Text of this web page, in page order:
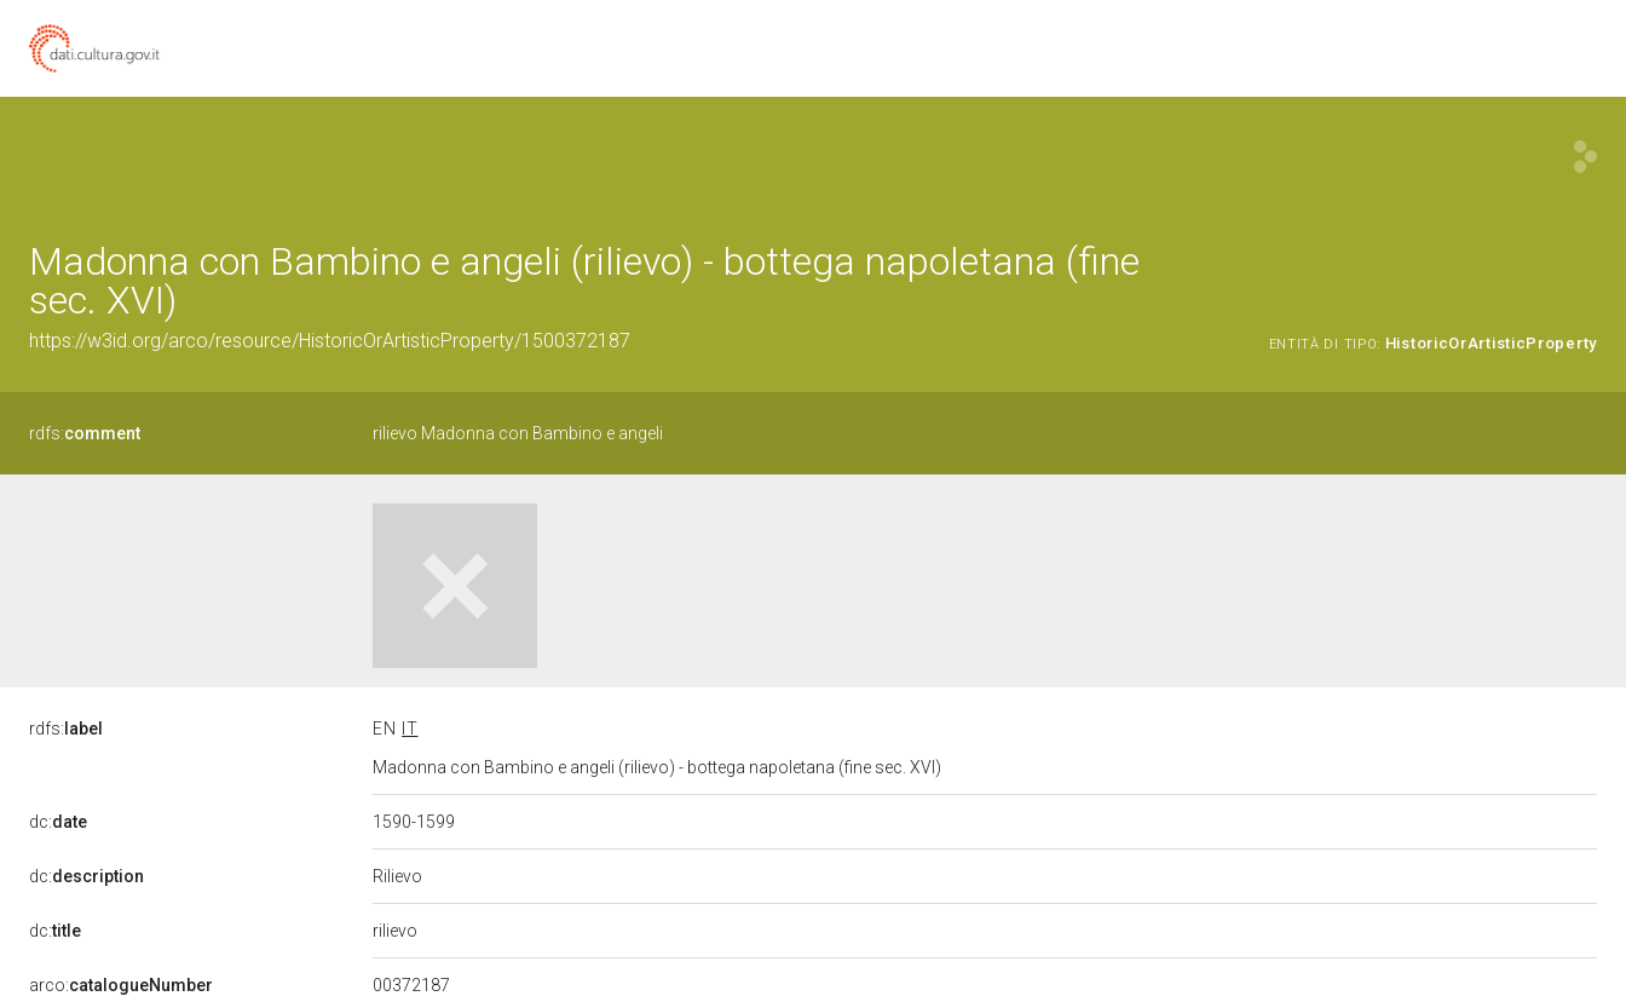
Madonna con Bambino e angeli (rilievo) - bottega napoletana (fine
sec. XVI)
https://w3id.org/arco/resource/HistoricOrArtisticProperty/1500372187 ENTITÀ DI TIPO: HistoricOrArtisticProperty
rdfs:comment rilievo Madonna con Bambino e angeli
rdfs: label EN
IT
Madonna con Bambino e angeli (rilievo) - bottega napoletana (fine sec. XVI)
dc:date 1590-1599
dc:description Rilievo
dc:title rilievo
arco:catalogueNumber 00372187